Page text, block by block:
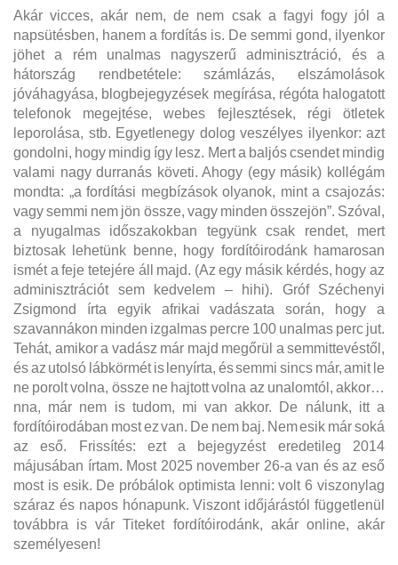
Akár vicces, akár nem, de nem csak a fagyi fogy jól a
napsütésben, hanem a fordítás is. De semmi gond, ilyenkor
jöhet a rém unalmas nagyszerű adminisztráció, és a
hátország rendbetétele: számlázás, elszámolások
jóváhagyása, blogbejegyzések megírása, régóta halogatott
telefonok megejtése, webes fejlesztések, régi ötletek
leporolása, stb. Egyetlenegy dolog veszélyes ilyenkor: azt
gondolni, hogy mindig így lesz. Mert a baljós csendet mindig
valami nagy durranás követi. Ahogy (egy másik) kollégám
mondta: „a fordítási megbízások olyanok, mint a csajozás:
vagy semmi nem jön össze, vagy minden összejön”. Szóval,
a nyugalmas időszakokban tegyünk csak rendet, mert
biztosak lehetünk benne, hogy fordítóirodánk hamarosan
ismét a feje tetejére áll majd. (Az egy másik kérdés, hogy az
adminisztrációt sem kedvelem – hihi). Gróf Széchenyi
Zsigmond írta egyik afrikai vadászata során, hogy a
szavannákon minden izgalmas percre 100 unalmas perc jut.
Tehát, amikor a vadász már majd megőrül a semmittevéstől,
és az utolsó lábkörmét is lenyírta, és semmi sincs már, amit le
ne porolt volna, össze ne hajtott volna az unalomtól, akkor…
nna, már nem is tudom, mi van akkor. De nálunk, itt a
fordítóirodában most ez van. De nem baj. Nem esik már soká
az eső. Frissítés: ezt a bejegyzést eredetileg 2014
májusában írtam. Most 2025 november 26-a van és az eső
most is esik. De próbálok optimista lenni: volt 6 viszonylag
száraz és napos hónapunk. Viszont időjárástól függetlenül
továbbra is vár Titeket fordítóirodánk, akár online, akár
személyesen!